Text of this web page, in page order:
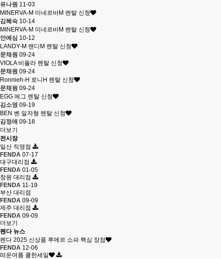
유나원 11-03
MINERVA-M 미네르바M 렌탈 신청
김혜숙 10-14
MINERVA-M 미네르바M 렌탈 신청
안예심 10-12
LANDY-M 랜디M 렌탈 신청
문채원 09-24
VIOLA 비올라 렌탈 신청
문채원 09-24
Ronnieh-H 로니H 렌탈 신청
문채원 09-24
EGG 에그 렌탈 신청
김소영 09-19
BEN 벤 일자형 렌탈 신청
김정애 09-18
더보기
전시장
일산 직영점
FENDA 07-17
대구대리점
FENDA 01-05
창원 대리점
FENDA 11-19
부산 대리점
FENDA 09-09
제주 대리점
FENDA 09-09
더보기
펜다 뉴스
펜다 2025 신상품 루메르 소파 핵심 장점
FENDA 12-06
떠운여름 쿨한세일